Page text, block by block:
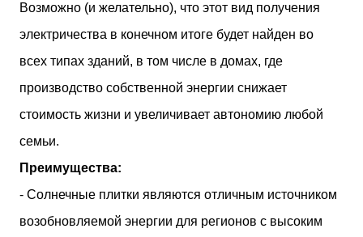
Возможно (и желательно), что этот вид получения
электричества в конечном итоге будет найден во
всех типах зданий, в том числе в домах, где
производство собственной энергии снижает
стоимость жизни и увеличивает автономию любой
семьи.
Преимущества:
- Солнечные плитки являются отличным источником
возобновляемой энергии для регионов с высоким